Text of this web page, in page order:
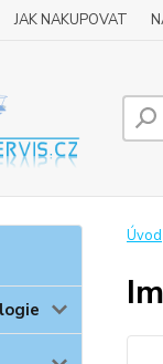
JAK NAKUPOVAT
Úvod